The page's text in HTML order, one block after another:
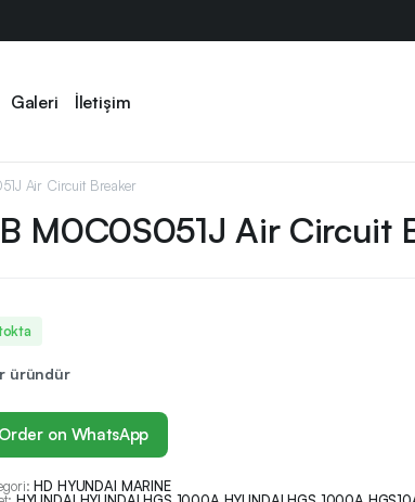
Galeri İletişim
Air Circuit Breaker
M0C0S051J Air Circuit
üründür
Order on WhatsApp
HD HYUNDAI MARINE